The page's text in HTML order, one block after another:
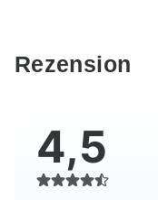
Rezension
4,5